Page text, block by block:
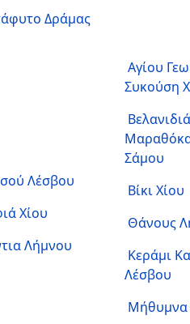
Δράμας
Λέσβου
Χίου
Λήμνου
Αγίου
Συκούση
Βελανιδιά
Σάμου
Βίκι Χίου
Θάνους
Κεράμι
Λέσβου
Μήθυμνα